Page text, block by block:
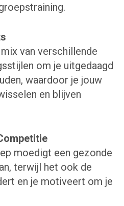
van verschillende
om je uitgedaagd
waardoor je jouw
en blijven
moedigt een gezonde
terwijl het ook de
en je motiveert om je